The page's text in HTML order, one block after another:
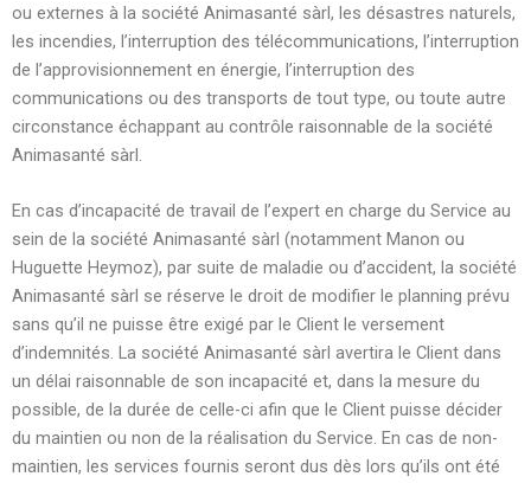
ou externes à la société Animasanté sàrl, les désastres naturels,
les incendies, l’interruption des télécommunications, l’interruption
de l’approvisionnement en énergie, l’interruption des
communications ou des transports de tout type, ou toute autre
circonstance échappant au contrôle raisonnable de la société
Animasanté sàrl.
En cas d’incapacité de travail de l’expert en charge du Service au
sein de la société Animasanté sàrl (notamment Manon ou
Huguette Heymoz), par suite de maladie ou d’accident, la société
Animasanté sàrl se réserve le droit de modifier le planning prévu
sans qu’il ne puisse être exigé par le Client le versement
d’indemnités. La société Animasanté sàrl avertira le Client dans
un délai raisonnable de son incapacité et, dans la mesure du
possible, de la durée de celle-ci afin que le Client puisse décider
du maintien ou non de la réalisation du Service. En cas de non-
maintien, les services fournis seront dus dès lors qu’ils ont été